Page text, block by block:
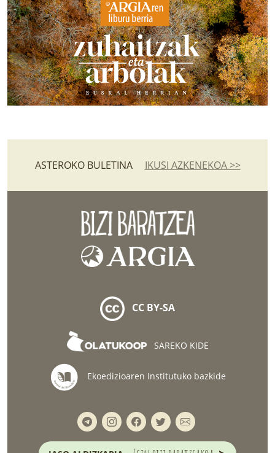
ASTEROKO BULETINA IKUSI AZKENEKOA >>
CC BY-SA
SAREKO KIDE
Ekoedizioaren Institutuko bazkide